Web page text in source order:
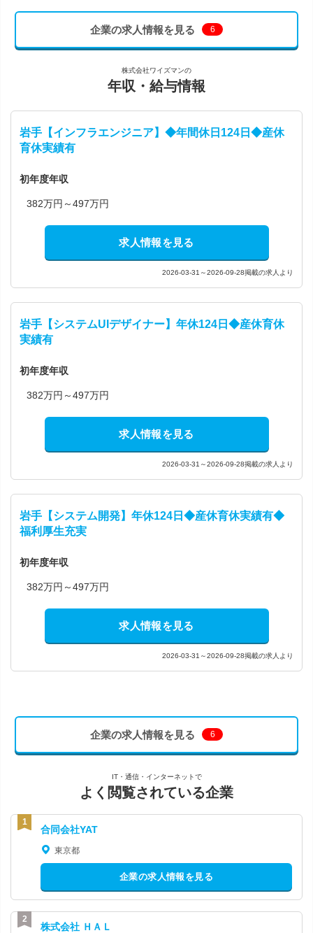
企業の求人情報を見る 6
株式会社ワイズマンの
年収・給与情報
岩手【インフラエンジニア】◆年間休日124日◆産休
育休実績有
初年度年収
382万円～497万円
求人情報を見る
2026-03-31～2026-09-28掲載の求人より
岩手【システムUIデザイナー】年休124日◆産休育休
実績有
初年度年収
382万円～497万円
求人情報を見る
2026-03-31～2026-09-28掲載の求人より
岩手【システム開発】年休124日◆産休育休実績有◆
福利厚生充実
初年度年収
382万円～497万円
求人情報を見る
2026-03-31～2026-09-28掲載の求人より
企業の求人情報を見る 6
IT・通信・インターネットで
よく閲覧されている企業
合同会社YAT
東京都
企業の求人情報を見る
株式会社 ＨＡＬ